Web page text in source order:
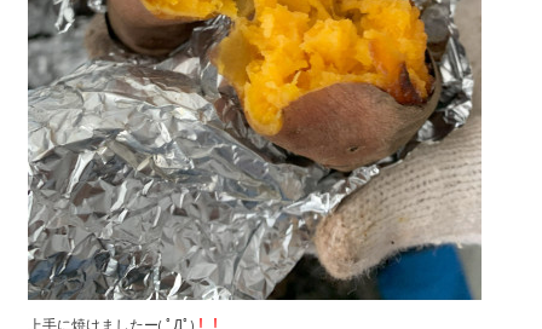
上手に焼けましたー( ﾟДﾟ) ！！